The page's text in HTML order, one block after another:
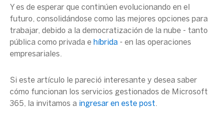
Y es de esperar que continúen evolucionando en el
futuro, consolidándose como las mejores opciones para
trabajar, debido a la democratización de la nube - tanto
pública como privada e híbrida - en las operaciones
empresariales.
Si este artículo le pareció interesante y desea saber
cómo funcionan los servicios gestionados de Microsoft
365, la invitamos a ingresar en este post.